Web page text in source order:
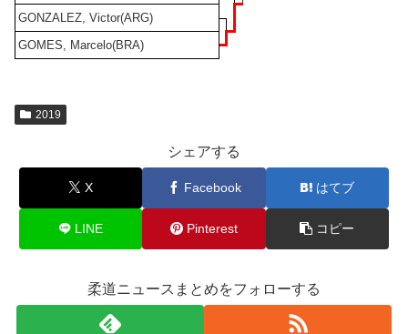
GONZALEZ, Victor(ARG)
GOMES, Marcelo(BRA)
2019
シェアする
X Facebook はてブ
LINE Pinterest コピー
柔道ニュースまとめをフォローする